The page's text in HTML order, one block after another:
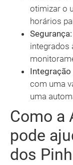
otimizar o
horários
Segurança:
integrados
Integração
com uma
uma
Como a
pode
dos